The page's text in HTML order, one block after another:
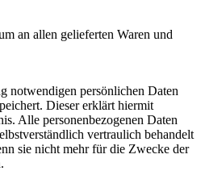
an allen gelieferten Waren und
notwendigen persönlichen Daten
Dieser erklärt hiermit
Alle personenbezogenen Daten
vertraulich behandelt
sie nicht mehr für die Zwecke der